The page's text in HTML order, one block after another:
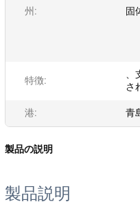
州: 固
特徴:
さ
港: 青
製品の説明
製品説明